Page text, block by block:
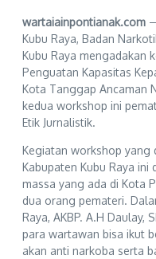
wartaiainpontianak.com
Kubu Raya, Badan
Kubu Raya mengadakan
Penguatan Kapasitas
Kota Tanggap Ancaman
kedua workshop ini
Etik Jurnalistik.
Kegiatan workshop yang
Kabupaten Kubu Raya
massa yang ada di Kota
dua orang pemateri.
Raya, AKBP. A.H
para wartawan bisa ikut
akan anti narkoba serta